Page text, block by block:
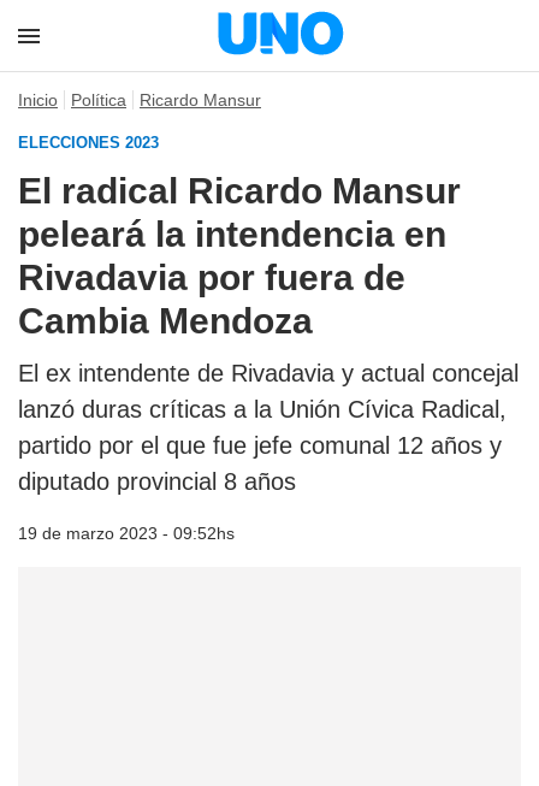
Inicio Política Ricardo Mansur
ELECCIONES 2023
El radical Ricardo Mansur
peleará la intendencia en
Rivadavia por fuera de
Cambia Mendoza
El ex intendente de Rivadavia y actual concejal
lanzó duras críticas a la Unión Cívica Radical,
partido por el que fue jefe comunal 12 años y
diputado provincial 8 años
19 de marzo 2023 - 09:52hs